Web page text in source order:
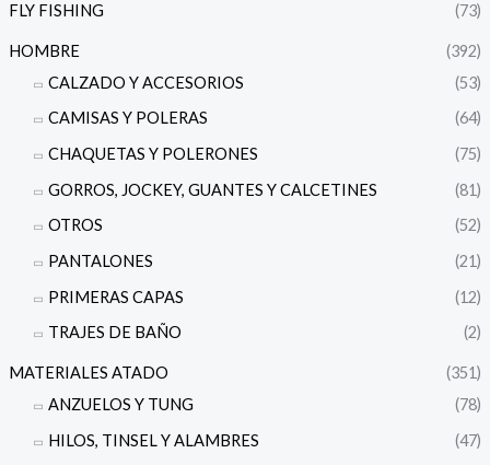
FLY FISHING (73)
HOMBRE
(392)
CALZADO Y ACCESORIOS
(53)
CAMISAS Y POLERAS
(64)
CHAQUETAS Y POLERONES
(75)
GORROS, JOCKEY, GUANTES Y CALCETINES
(81)
OTROS
(52)
PANTALONES
(21)
PRIMERAS CAPAS
(12)
TRAJES DE BAÑO
(2)
MATERIALES ATADO
(351)
ANZUELOS Y TUNG
(78)
HILOS, TINSEL Y ALAMBRES
(47)